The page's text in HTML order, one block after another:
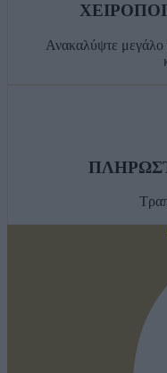
Ανακαλύψτε μεγάλο